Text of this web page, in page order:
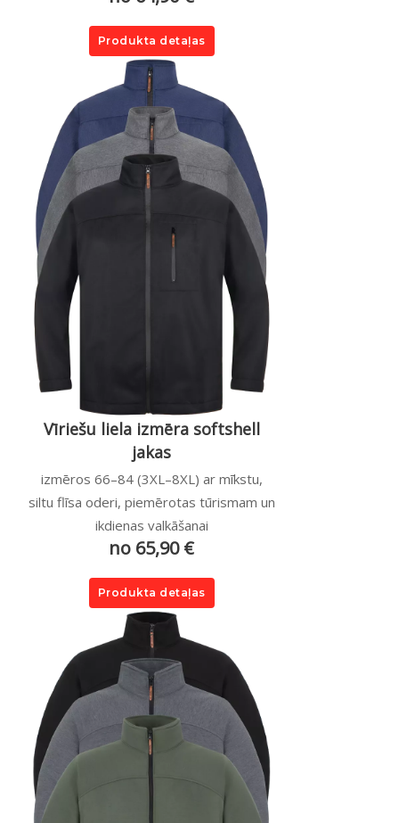
Produkta detaļas
Vīriešu liela izmēra softshell
jakas
izmēros 66–84 (3XL–8XL) ar mīkstu,
siltu flīsa oderi, piemērotas tūrismam un
ikdienas valkāšanai
no 65,90 €
Produkta detaļas